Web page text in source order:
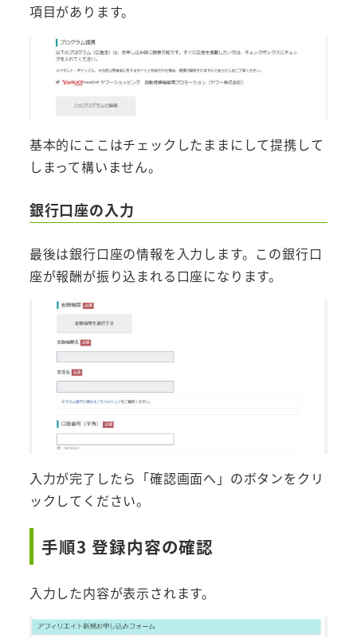
項目があります。
基本的にここはチェックしたままにして提携して
しまって構いません。
銀行口座の入力
最後は銀行口座の情報を入力します。この銀行口
座が報酬が振り込まれる口座になります。
入力が完了したら「確認画面へ」のボタンをクリ
ックしてください。
手順3 登録内容の確認
入力した内容が表示されます。